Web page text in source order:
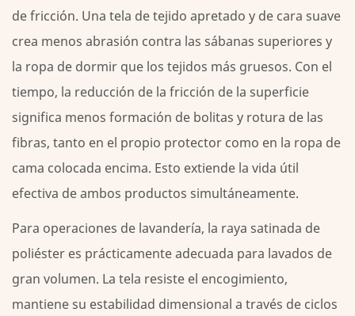
de fricción. Una tela de tejido apretado y de cara suave
crea menos abrasión contra las sábanas superiores y
la ropa de dormir que los tejidos más gruesos. Con el
tiempo, la reducción de la fricción de la superficie
significa menos formación de bolitas y rotura de las
fibras, tanto en el propio protector como en la ropa de
cama colocada encima. Esto extiende la vida útil
efectiva de ambos productos simultáneamente.
Para operaciones de lavandería, la raya satinada de
poliéster es prácticamente adecuada para lavados de
gran volumen. La tela resiste el encogimiento,
mantiene su estabilidad dimensional a través de ciclos